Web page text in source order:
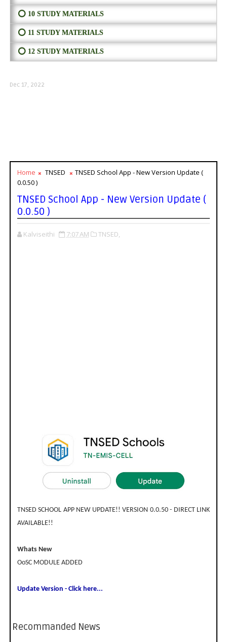
⭕ 10 STUDY MATERIALS
⭕ 11 STUDY MATERIALS
⭕ 12 STUDY MATERIALS
Dec 17, 2022
Home TNSED
TNSED School App - New Version Update (
0.0.50 )
TNSED School App - New Version Update (
0.0.50 )
Kalviseithi 7:07 AM TNSED,
TNSED SCHOOL APP NEW UPDATE!! VERSION 0.0.50 - DIRECT LINK
AVAILABLE!!
Whats New
OoSC MODULE ADDED
Update Version - Click here...
Recommanded News